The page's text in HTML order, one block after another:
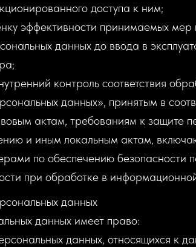
доступа к ним;
эффективности принимаемых мер
данных до ввода в
контроль соответствия
данных», принятым в
актам, требованиям к защите
и иным локальным актам,
по обеспечению безопасности
при обработке в
данных
данных имеет право:
данных, относящихся к